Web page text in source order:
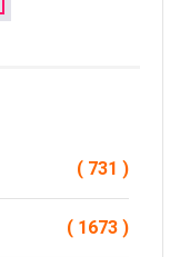
( 731 )
( 1673 )